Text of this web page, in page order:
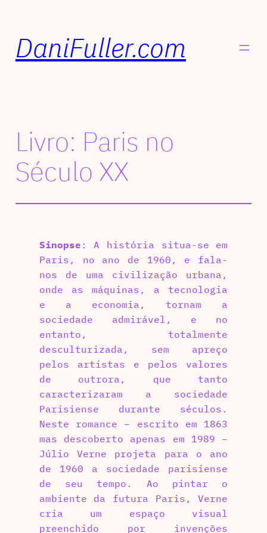
DaniFuller.com
Livro: Paris no
Século XX
Sinopse : A história situa-se em
Paris, no ano de 1960, e fala-
nos de uma civilização urbana,
onde as máquinas, a tecnologia
e a economia, tornam a
sociedade admirável, e no
entanto, totalmente
desculturizada, sem apreço
pelos artistas e pelos valores
de outrora, que tanto
caracterizaram a sociedade
Parisiense durante séculos.
Neste romance – escrito em 1863
mas descoberto apenas em 1989 –
Júlio Verne projeta para o ano
de 1960 a sociedade parisiense
de seu tempo. Ao pintar o
ambiente da futura Paris, Verne
cria um espaço visual
preenchido por invenções